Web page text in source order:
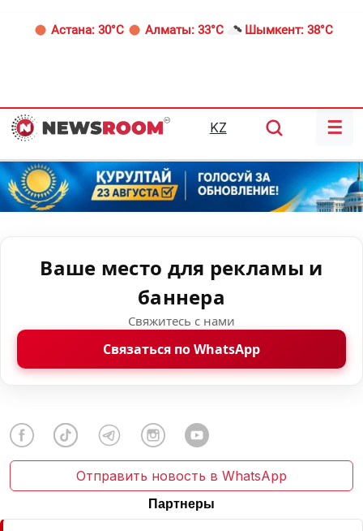
Астана: 30°C Алматы: 33°C Шымкент: 38°C
KZ ☰
Ваше место для рекламы и
баннера
Свяжитесь с нами
Связаться по WhatsApp
Отправить новость в WhatsApp
Партнеры